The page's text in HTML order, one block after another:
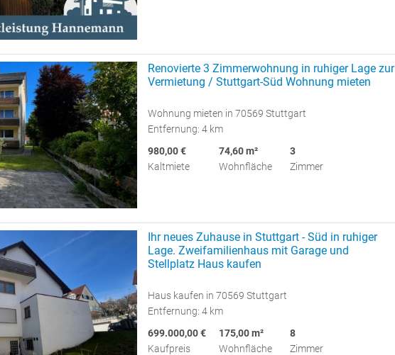
Renovierte 3 Zimmerwohnung in ruhiger Lage zur
Vermietung / Stuttgart-Süd Wohnung mieten
Wohnung mieten in 70569 Stuttgart
Entfernung: 4 km
980,00 €
Kaltmiete
74,60 m²
Wohnfläche
3
Zimmer
Ihr neues Zuhause in Stuttgart - Süd in ruhiger
Lage. Zweifamilienhaus mit Garage und
Stellplatz Haus kaufen
Haus kaufen in 70569 Stuttgart
Entfernung: 4 km
699.000,00 €
Kaufpreis
175,00 m²
Wohnfläche
8
Zimmer